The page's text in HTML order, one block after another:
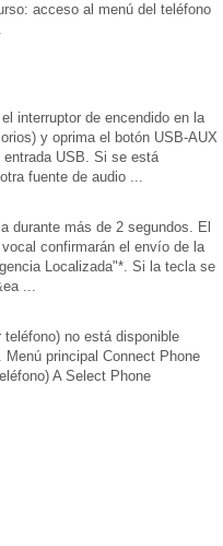
acceso al menú del teléfono
interruptor de encendido en la
y oprima el botón USB-AUX
entrada USB. Si se está
fuente de audio ...
durante más de 2 segundos. El
confirmarán el envío de la
Localizada"*. Si la tecla se
...
teléfono) no está disponible
principal Connect Phone
A Select Phone